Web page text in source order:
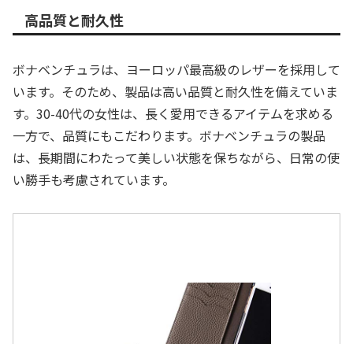
高品質と耐久性
ボナベンチュラは、ヨーロッパ最高級のレザーを採用して
います。そのため、製品は高い品質と耐久性を備えていま
す。30-40代の女性は、長く愛用できるアイテムを求める
一方で、品質にもこだわります。ボナベンチュラの製品
は、長期間にわたって美しい状態を保ちながら、日常の使
い勝手も考慮されています。